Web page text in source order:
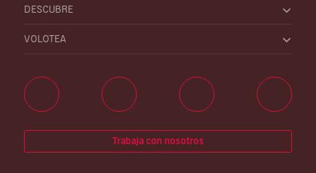
DESCUBRE
VOLOTEA
Trabaja con nosotros